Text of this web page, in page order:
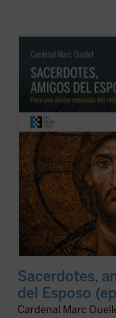
Obispos reflexiona sobre la
sacerdotal en unos tiempos
escándalos, las humillaciones
han sumido al clero en un
vulnerabilidad, si no de
Sacerdotes,
del Esposo
Cardenal Marc